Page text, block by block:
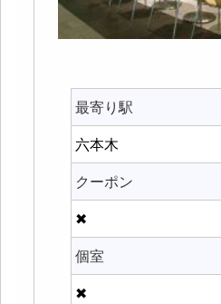
最寄り駅
六本木
クーポン
✖
個室
✖